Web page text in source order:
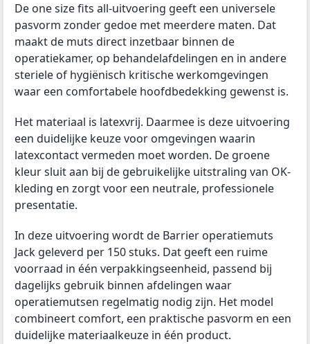
De one size fits all-uitvoering geeft een universele
pasvorm zonder gedoe met meerdere maten. Dat
maakt de muts direct inzetbaar binnen de
operatiekamer, op behandelafdelingen en in andere
steriele of hygiënisch kritische werkomgevingen
waar een comfortabele hoofdbedekking gewenst is.
Het materiaal is latexvrij. Daarmee is deze uitvoering
een duidelijke keuze voor omgevingen waarin
latexcontact vermeden moet worden. De groene
kleur sluit aan bij de gebruikelijke uitstraling van OK-
kleding en zorgt voor een neutrale, professionele
presentatie.
In deze uitvoering wordt de Barrier operatiemuts
Jack geleverd per 150 stuks. Dat geeft een ruime
voorraad in één verpakkingseenheid, passend bij
dagelijks gebruik binnen afdelingen waar
operatiemutsen regelmatig nodig zijn. Het model
combineert comfort, een praktische pasvorm en een
duidelijke materiaalkeuze in één product.